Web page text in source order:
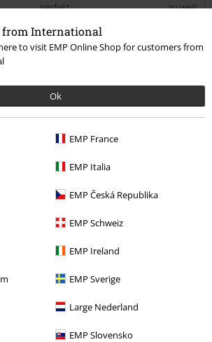
from International
to visit EMP Online Shop for customers from
Ok
EMP France
EMP Italia
EMP Česká Republika
EMP Schweiz
EMP Ireland
EMP Sverige
Large Nederland
EMP Slovensko
perfekt
zu weit
perfekt zu lang
für dich?
Kommentieren
Geschrieben am: Freitag, 04.07.2025
Größe: XL